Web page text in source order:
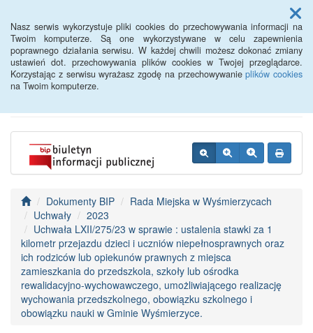
Nasz serwis wykorzystuje pliki cookies do przechowywania informacji na
Twoim komputerze. Są one wykorzystywane w celu zapewnienia
poprawnego działania serwisu. W każdej chwili możesz dokonać zmiany
ustawień dot. przechowywania plików cookies w Twojej przeglądarce.
Korzystając z serwisu wyrażasz zgodę na przechowywanieplików cookies
na Twoim komputerze.
Menu
BIP - Urząd Miejski
Wyśmierzyce
Dokumenty BIP
Rada Miejska w Wyśmierzycach
Uchwały
2023
Uchwała LXII/275/23 w sprawie : ustalenia stawki za 1
kilometr przejazdu dzieci i uczniów niepełnosprawnych oraz
ich rodziców lub opiekunów prawnych z miejsca
zamieszkania do przedszkola, szkoły lub ośrodka
rewalidacyjno-wychowawczego, umożliwiającego realizację
wychowania przedszkolnego, obowiązku szkolnego i
obowiązku nauki w Gminie Wyśmierzyce.